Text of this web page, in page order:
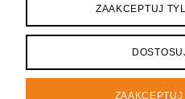
O
ZAAKCEPTUJ